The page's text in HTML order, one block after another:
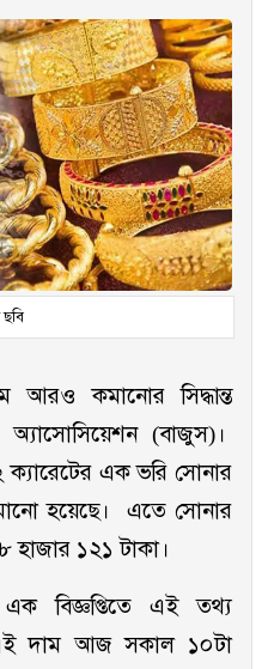
আরও কমানোর সিদ্ধান্ত
অ্যাসোসিয়েশন (বাজুস)।
ক্যারেটের এক ভরি সোনার
হয়েছে। এতে সোনার
হাজার ১২১ টাকা।
বিজ্ঞপ্তিতে এই তথ্য
দাম আজ সকাল ১০টা